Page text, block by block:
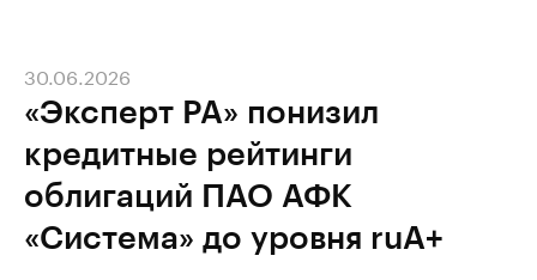
«Эксперт РА» понизил
кредитные рейтинги
облигаций ПАО АФК
«Система» до уровня ruA+
30.06.2026